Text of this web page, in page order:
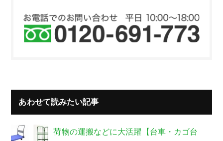
あわせて読みたい記事
荷物の運搬などに大活躍【台車・カゴ台